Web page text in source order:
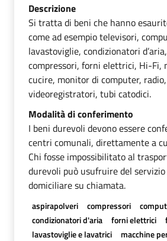
Descrizione
Si tratta di beni che hanno
come ad esempio televisori,
lavastoviglie, condizionatori
compressori, forni elettrici, Hi-Fi,
cucire, monitor di computer, radio,
videoregistratori, tubi catodici.
Modalità di conferimento
I beni durevoli devono essere
centri comunali, direttamente a
Chi fosse impossibilitato al
durevoli può usufruire del
domiciliare su chiamata.
aspirapolveri compressori
condizionatori d'aria
forni elettrici
lavastoviglie e lavatrici
macchine